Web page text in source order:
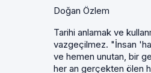
Doğan Özlem
Tarihi anlamak ve
vazgeçilmez. "İnsan
ve hemen unutan, bir
her an gerçekten ölen